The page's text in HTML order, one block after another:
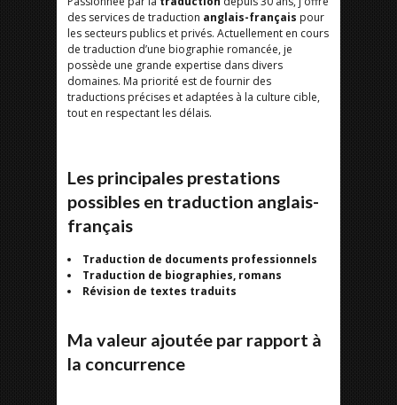
des services de traduction anglais-français pour
les secteurs publics et privés. Actuellement en cours
de traduction d’une biographie romancée, je
possède une grande expertise dans divers
domaines. Ma priorité est de fournir des
traductions précises et adaptées à la culture cible,
tout en respectant les délais.
Les principales prestations
possibles en traduction anglais-
français
Traduction de documents professionnels
Traduction de biographies, romans
Révision de textes traduits
Ma valeur ajoutée par rapport à
la concurrence